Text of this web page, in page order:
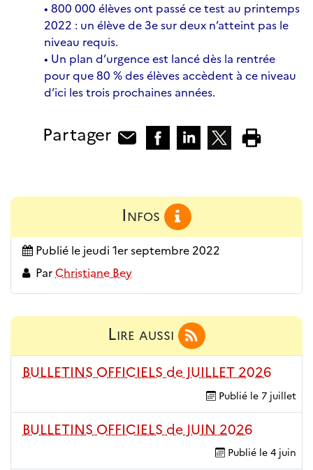
• 800 000 élèves ont passé ce test au printemps
2022 : un élève de 3e sur deux n’atteint pas le
niveau requis.
• Un plan d’urgence est lancé dès la rentrée
pour que 80 % des élèves accèdent à ce niveau
d’ici les trois prochaines années.
Partager
Infos
Publié le jeudi 1er septembre 2022
Par Christiane Bey
Lire aussi
BULLETINS OFFICIELS de JUILLET 2026
Publié le 7 juillet
BULLETINS OFFICIELS de JUIN 2026
Publié le 4 juin